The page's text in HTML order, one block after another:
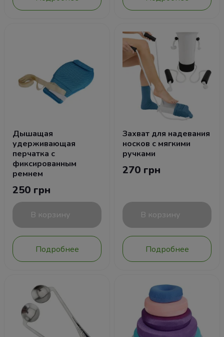
Дышащая
удерживающая
перчатка с
фиксированным
ремнем
250 грн
В корзину
Подробнее
Захват для надевания
носков с мягкими
ручками
270 грн
В корзину
Подробнее